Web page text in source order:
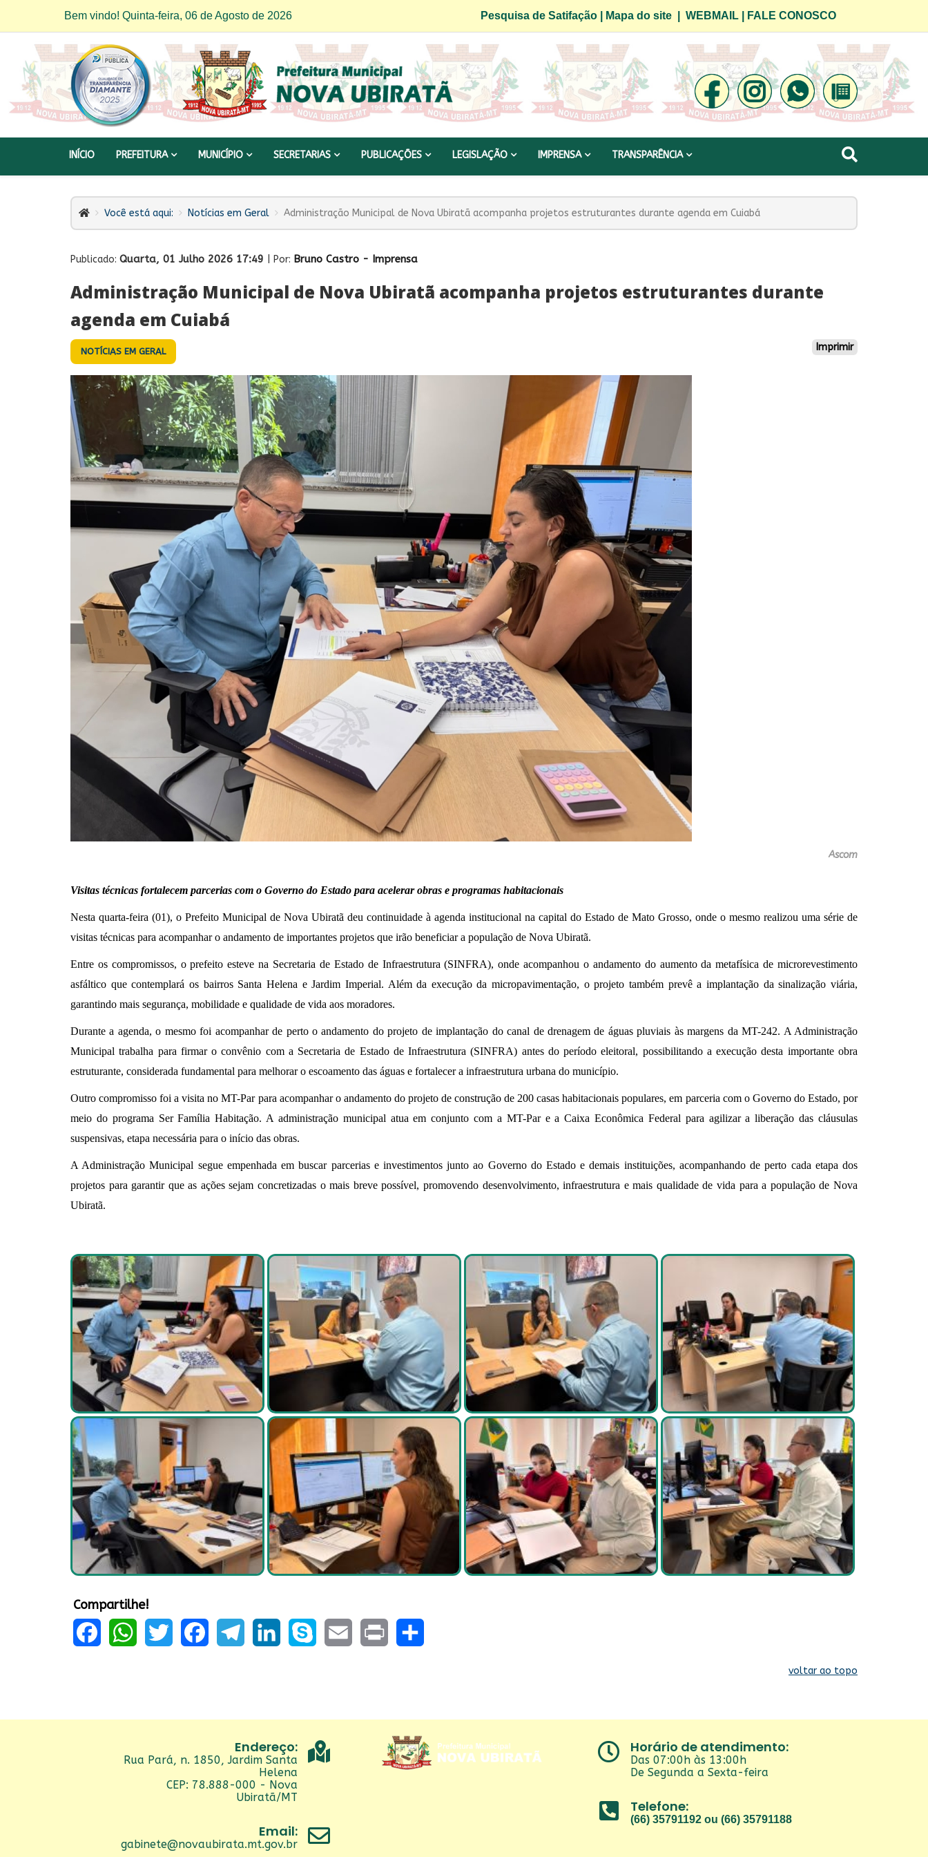
Bem vindo! Quinta-feira, 06 de Agosto de 2026 Pesquisa de Satifação| Mapa do site| WEBMAIL| FALE CONOSCO
INÍCIO PREFEITURA MUNICÍPIO SECRETARIAS PUBLICAÇÕES LEGISLAÇÃO IMPRENSA TRANSPARÊNCIA
Você está aqui: Notícias em Geral Administração Municipal de Nova Ubiratã acompanha projetos estruturantes durante agenda em Cuiabá
Publicado: Quarta, 01 Julho 2026 17:49 | Por: Bruno Castro - Imprensa
Administração Municipal de Nova Ubiratã acompanha projetos estruturantes durante
agenda em Cuiabá
NOTÍCIAS EM GERAL Imprimir
Ascom
Visitas técnicas fortalecem parcerias com o Governo do Estado para acelerar obras e programas habitacionais
Nesta quarta-feira (01), o Prefeito Municipal de Nova Ubiratã deu continuidade à agenda institucional na capital do Estado de Mato Grosso, onde o mesmo realizou uma série de
visitas técnicas para acompanhar o andamento de importantes projetos que irão beneficiar a população de Nova Ubiratã.
Entre os compromissos, o prefeito esteve na Secretaria de Estado de Infraestrutura (SINFRA), onde acompanhou o andamento do aumento da metafísica de microrevestimento
asfáltico que contemplará os bairros Santa Helena e Jardim Imperial. Além da execução da micropavimentação, o projeto também prevê a implantação da sinalização viária,
garantindo mais segurança, mobilidade e qualidade de vida aos moradores.
Durante a agenda, o mesmo foi acompanhar de perto o andamento do projeto de implantação do canal de drenagem de águas pluviais às margens da MT-242. A Administração
Municipal trabalha para firmar o convênio com a Secretaria de Estado de Infraestrutura (SINFRA) antes do período eleitoral, possibilitando a execução desta importante obra
estruturante, considerada fundamental para melhorar o escoamento das águas e fortalecer a infraestrutura urbana do município.
Outro compromisso foi a visita no MT-Par para acompanhar o andamento do projeto de construção de 200 casas habitacionais populares, em parceria com o Governo do Estado, por
meio do programa Ser Família Habitação. A administração municipal atua em conjunto com a MT-Par e a Caixa Econômica Federal para agilizar a liberação das cláusulas
suspensivas, etapa necessária para o início das obras.
A Administração Municipal segue empenhada em buscar parcerias e investimentos junto ao Governo do Estado e demais instituições, acompanhando de perto cada etapa dos
projetos para garantir que as ações sejam concretizadas o mais breve possível, promovendo desenvolvimento, infraestrutura e mais qualidade de vida para a população de Nova
Ubiratã.
Compartilhe!
voltar ao topo
Endereço:
Rua Pará, n. 1850, Jardim Santa
Helena
CEP: 78.888-000 - Nova
Ubiratã/MT
Email:
gabinete@novaubirata.mt.gov.br
Horário de atendimento:
Das 07:00h às 13:00h
De Segunda a Sexta-feira
Telefone:
(66) 35791192 ou (66) 35791188